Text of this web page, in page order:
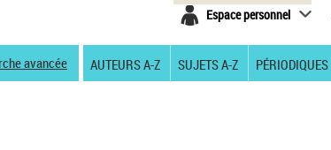
Espace personnel
avancée AUTEURS A-Z SUJETS A-Z PÉRIODIQUES